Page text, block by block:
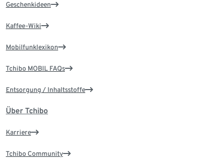
Geschenkideen
Kaffee-Wiki
Mobilfunklexikon
Tchibo MOBIL FAQs
Entsorgung / Inhaltsstoffe
Über Tchibo
Karriere
Tchibo Community